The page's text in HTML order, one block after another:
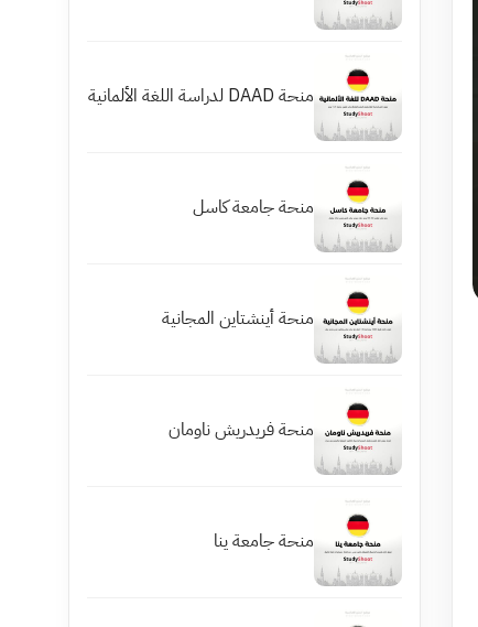
منحة DAAD لدراسة اللغة الألمانية
منحة جامعة كاسل
منحة أينشتاين المجانية
منحة فريدريش ناومان
منحة جامعة ينا